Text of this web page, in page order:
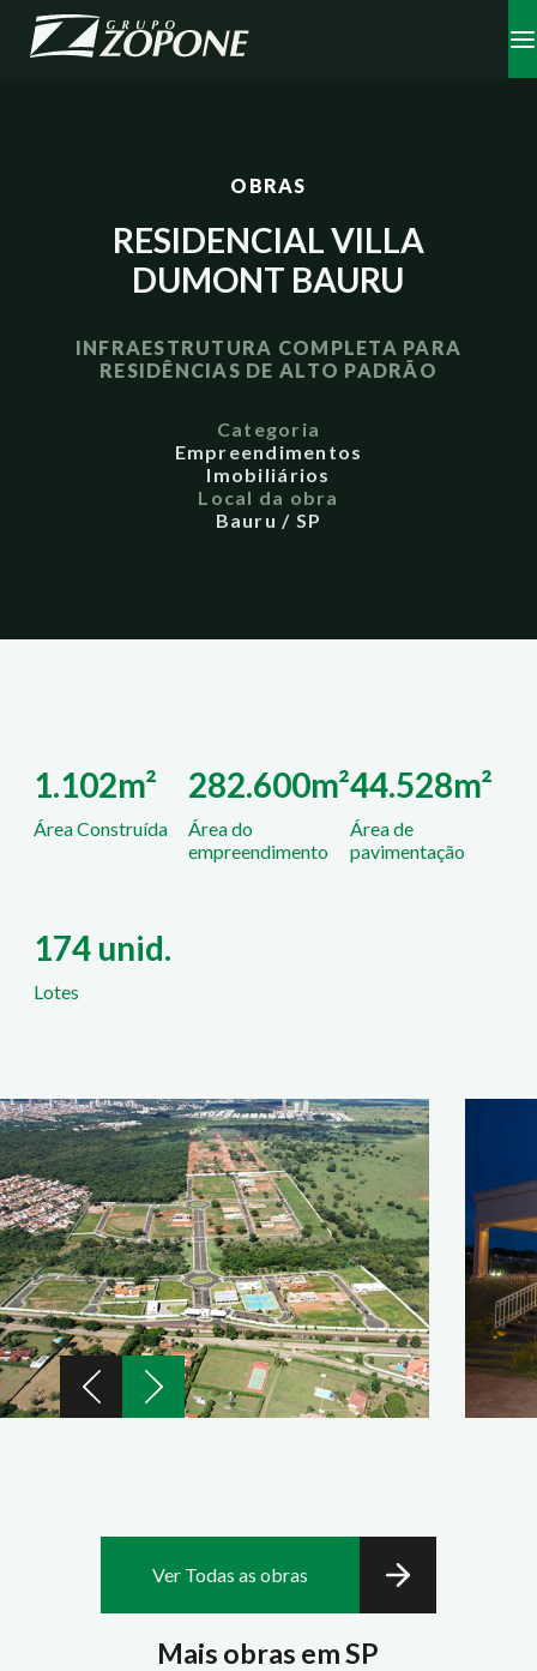
OBRAS
RESIDENCIAL VILLA
DUMONT BAURU
INFRAESTRUTURA COMPLETA PARA
RESIDÊNCIAS DE ALTO PADRÃO
Categoria
Empreendimentos
Imobiliários
Local da obra
Bauru / SP
1.102m²
Área Construída
282.600m²
Área do
empreendimento
44.528m²
Área de
pavimentação
174 unid.
Lotes
Mais obras em SP
Ver Todas as obras